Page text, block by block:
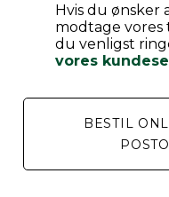
Hvis du ønsker
modtage vores
du venligst
vores
BESTIL